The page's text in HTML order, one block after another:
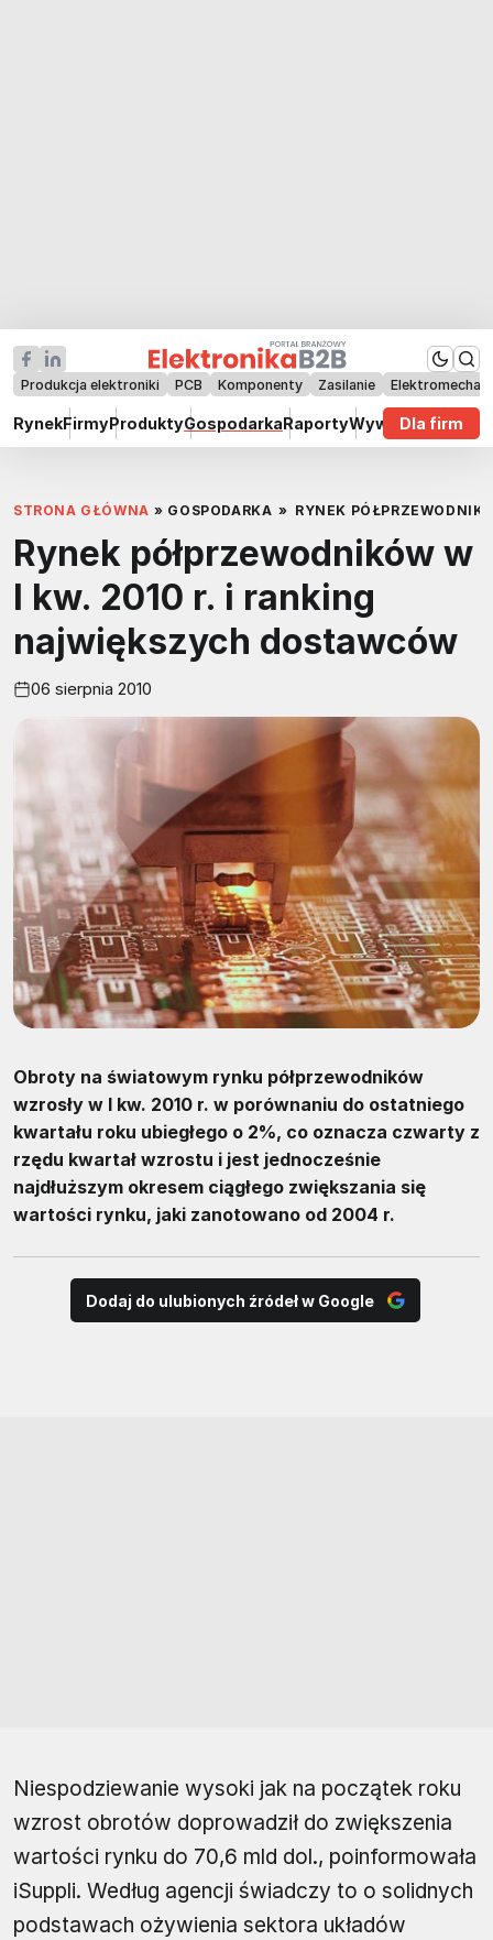
Produkcja elektroniki PCB Komponenty Zasilanie
RynekFirmyProduktyGospodarkaRaportyWywiadyDla firm
STRONA GŁÓWNA » GOSPODARKA » RYNEK
Rynek półprzewodników w
I kw. 2010 r. i ranking
największych dostawców
06 sierpnia 2010
Obroty na światowym rynku półprzewodników
wzrosły w I kw. 2010 r. w porównaniu do ostatniego
kwartału roku ubiegłego o 2%, co oznacza czwarty z
rzędu kwartał wzrostu i jest jednocześnie
najdłuższym okresem ciągłego zwiększania się
wartości rynku, jaki zanotowano od 2004 r.
Dodaj do ulubionych źródeł w Google
Niespodziewanie wysoki jak na początek roku
wzrost obrotów doprowadził do zwiększenia
wartości rynku do 70,6 mld dol., poinformowała
iSuppli. Według agencji świadczy to o solidnych
podstawach ożywienia sektora układów